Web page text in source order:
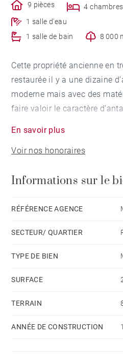
9 pièces
4 chambres
1 salle d'eau
1 salle de bain
8 000
Cette propriété ancienne en
restaurée il y a une dizaine
moderne mais avec des
faire valoir le caractère
chambre de maître avec
une cuisine équipée avec
vitrage dans toutes les
un espace barbecue sur un
seulement 25 minutes de
à 10 minutes.
En savoir plus
Voir nos honoraires
Informations sur le
RÉFÉRENCE AGENCE
SECTEUR/ QUARTIER
TYPE DE BIEN
SURFACE
TERRAIN
ANNÉE DE CONSTRUCTION